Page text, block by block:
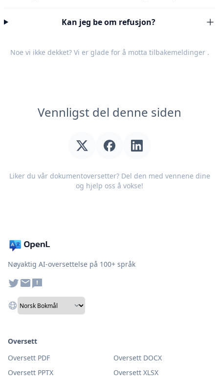
Kan jeg be om refusjon?
Noe vi ikke dekket? Vi er glade for å motta tilbakemeldinger.
Vennligst del denne siden
Liker du vår dokumentoversetter? Del den med vennene dine
og hjelp oss å vokse!
Nøyaktig AI-oversettelse på 100+ språk
Oversett
Oversett PDF
Oversett DOCX
Oversett PPTX
Oversett XLSX